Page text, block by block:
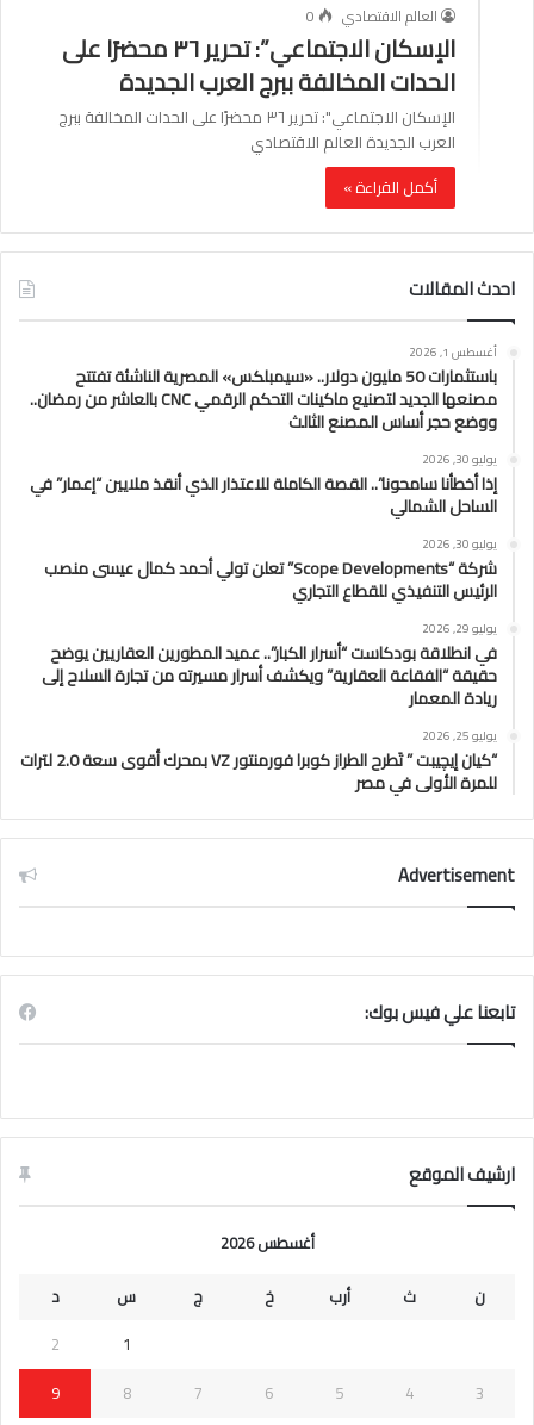
العالم الاقتصادي
0
الإسكان الاجتماعي”: تحرير ٣٦ محضرًا على
الحدات المخالفة ببرج العرب الجديدة
الإسكان الاجتماعي": تحرير ٣٦ محضرًا على الحدات المخالفة ببرج
العرب الجديدة العالم الاقتصادي
أكمل القراءة »
احدث المقالات
أغسطس 1, 2026
باستثمارات 50 مليون دولار.. «سيمبلكس» المصرية الناشئة تفتتح
مصنعها الجديد لتصنيع ماكينات التحكم الرقمي CNC بالعاشر من رمضان..
ووضع حجر أساس المصنع الثالث
يوليو 30, 2026
إذا أخطأنا سامحونا”.. القصة الكاملة للاعتذار الذي أنقذ ملايين “إعمار” في
الساحل الشمالي
يوليو 30, 2026
شركة “Scope Developments” تعلن تولي أحمد كمال عيسى منصب
الرئيس التنفيذي للقطاع التجاري
يوليو 29, 2026
في انطلاقة بودكاست “أسرار الكبار”.. عميد المطورين العقاريين يوضح
حقيقة “الفقاعة العقارية” ويكشف أسرار مسيرته من تجارة السلاح إلى
ريادة المعمار
يوليو 25, 2026
“كيان إيچيبت ” تَطرح الطراز كوبرا فورمنتور VZ بمحرك أقوى سعة 2.0 لترات
للمرة الأولى في مصر
Advertisement
تابعنا علي فيس بوك:
ارشيف الموقع
أغسطس 2026
ن
ث أرب خ ج س
د
1
2
3
4
5
6
7
8
9